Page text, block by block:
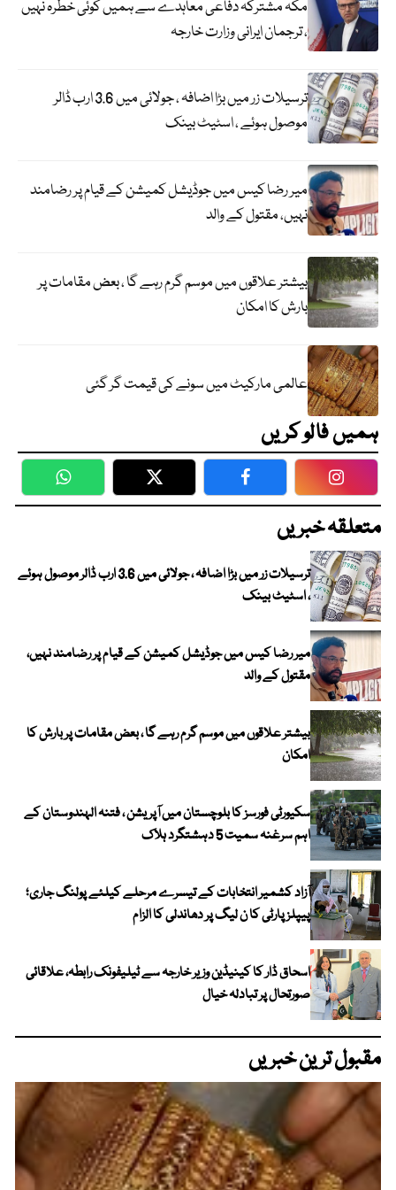
مکہ مشترکہ دفاعی معاہدے سے ہمیں کوئی خطرہ نہیں
، ترجمان ایرانی وزارت خارجہ
ترسیلات زر میں بڑا اضافہ ، جولائی میں 3.6 ارب ڈالر
موصول ہوئے ، اسٹیٹ بینک
میر رضا کیس میں جوڈیشل کمیشن کے قیام پر رضامند
نہیں، مقتول کے والد
بیشتر علاقوں میں موسم گرم رہے گا ، بعض مقامات پر
بارش کا امکان
عالمی مارکیٹ میں سونے کی قیمت گر گئی
ہمیں فالو کریں
WhatsApp Twitter Facebook
متعلقہ خبریں
ترسیلات زر میں بڑا اضافہ ، جولائی میں 3.6 ارب ڈالر موصول ہوئے
، اسٹیٹ بینک
میر رضا کیس میں جوڈیشل کمیشن کے قیام پر رضامند نہیں،
مقتول کے والد
بیشتر علاقوں میں موسم گرم رہے گا ، بعض مقامات پر بارش کا
امکان
سکیورٹی فورسز کا بلوچستان میں آپریشن ، فتنہ الہندوستان کے
اہم سرغنہ سمیت 5 دہشتگرد ہلاک
آزاد کشمیر انتخابات کے تیسرے مرحلے کیلئے پولنگ جاری؛
پیپلز پارٹی کا ن لیگ پر دھاندلی کا الزام
اسحاق ڈار کا کینیڈین وزیر خارجہ سے ٹیلیفونک رابطہ، علاقائی
صورتحال پر تبادلہ خیال
مقبول ترین خبریں